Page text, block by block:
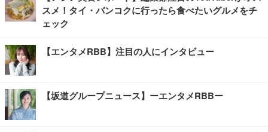
スメ！タイ・バンコクに行ったら食べたいグルメをチ
ェック
【エンタメRBB】注目の人にインタビュー
【坂道グループニュース】ーエンタメRBBー